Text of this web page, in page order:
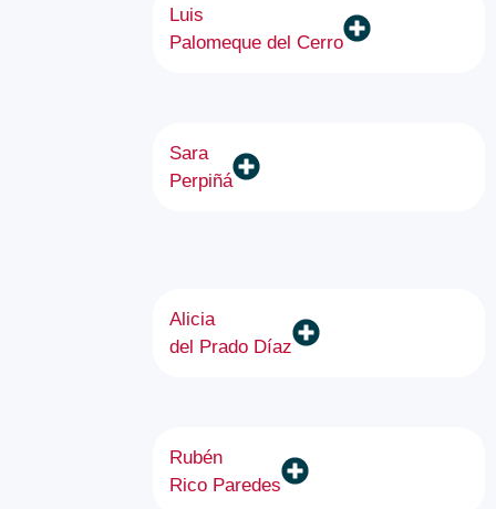
Luis
Palomeque del Cerro
Sara
Perpiñá
Alicia
del Prado Díaz
Rubén
Rico Paredes